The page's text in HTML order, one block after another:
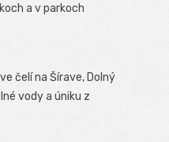
a v parkoch
čelí na Šírave, Dolný
vody a úniku z